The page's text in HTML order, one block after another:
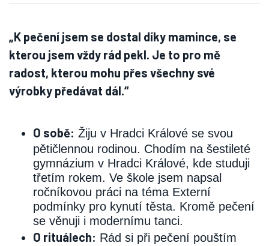
„K pečení jsem se dostal díky mamince, se
kterou jsem vždy rád pekl. Je to pro mě
radost, kterou mohu přes všechny své
výrobky předávat dál.“
O sobě: Žiju v Hradci Králové se svou
pětičlennou rodinou. Chodím na šestileté
gymnázium v Hradci Králové, kde studuji
třetím rokem. Ve škole jsem napsal
ročníkovou práci na téma Externí
podmínky pro kynutí těsta. Kromě pečení
se věnuji i modernímu tanci.
O rituálech: Rád si při pečení pouštím